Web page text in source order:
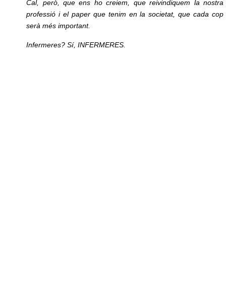
Cal, però, que ens ho creiem, que reivindiquem la nostra
professió i el paper que tenim en la societat, que cada cop
serà més important.
Infermeres? Sí, INFERMERES.